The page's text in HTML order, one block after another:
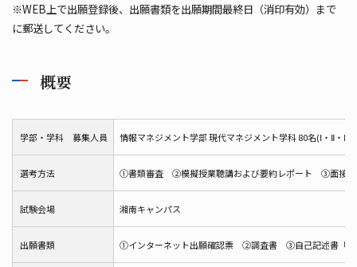
※WEB上で出願登録後、出願書類を出願期間最終日（消印有効）まで
に郵送してください。
概要
学部・学科 募集人員 情報マネジメント学部 現代マネジメント学科 80名(Ⅰ・Ⅱ・Ⅲ
選考方法 ①書類審査 ②模擬授業聴講および要約レポート ③面接
試験会場 湘南キャンパス
出願書類 ①インターネット出願確認票 ②調査書 ③自己記述書「